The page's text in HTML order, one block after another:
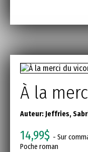
À la
Auteur:Jeffries,
14,99$ - Sur
Poche roman